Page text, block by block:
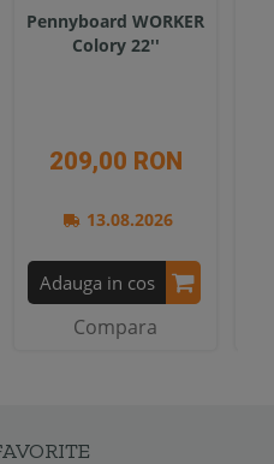
Pennyboard WORKER
Colory 22''
209,00 RON
13.08.2026
Adauga in cos
Compara
2 ANI